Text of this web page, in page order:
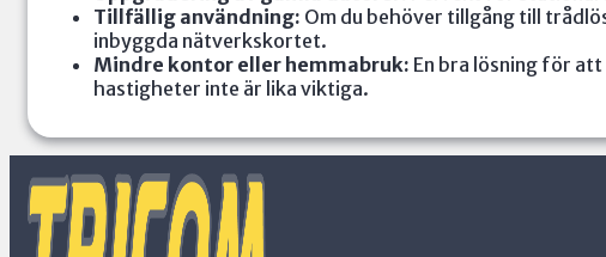
Tillfällig användning: Om du behöver tillgång till
inbyggda nätverkskortet.
Mindre kontor eller hemmabruk: En bra lösning för
hastigheter inte är lika viktiga.